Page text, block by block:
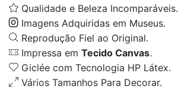
Qualidade e Beleza Incomparáveis.
Imagens Adquiridas em Museus.
Reprodução Fiel ao Original.
Impressa em Tecido Canvas.
Giclée com Tecnologia HP Látex.
Vários Tamanhos Para Decorar.